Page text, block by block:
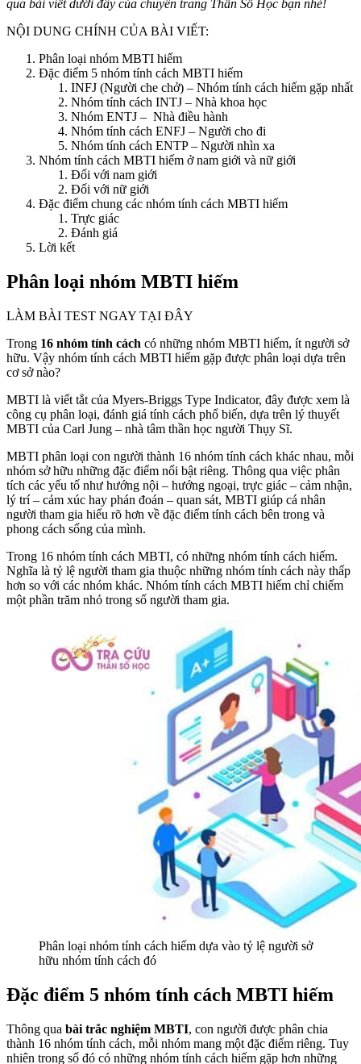
qua bài viết dưới đây của chuyên trang Thần Số Học bạn nhé!
NỘI DUNG CHÍNH CỦA BÀI VIẾT:
Phân loại nhóm MBTI hiếm
Đặc điểm 5 nhóm tính cách MBTI hiếm
INFJ (Người che chở) – Nhóm tính cách hiếm gặp nhất
Nhóm tính cách INTJ – Nhà khoa học
Nhóm ENTJ – Nhà điều hành
Nhóm tính cách ENFJ – Người cho đi
Nhóm tính cách ENTP – Người nhìn xa
Nhóm tính cách MBTI hiếm ở nam giới và nữ giới
Đối với nam giới
Đối với nữ giới
Đặc điểm chung các nhóm tính cách MBTI hiếm
Trực giác
Đánh giá
Lời kết
Phân loại nhóm MBTI hiếm
LÀM BÀI TEST NGAY TẠI ĐÂY
Trong 16 nhóm tính cách có những nhóm MBTI hiếm, ít người sở
hữu. Vậy nhóm tính cách MBTI hiếm gặp được phân loại dựa trên
cơ sở nào?
MBTI là viết tắt của Myers-Briggs Type Indicator, đây được xem là
công cụ phân loại, đánh giá tính cách phổ biến, dựa trên lý thuyết
MBTI của Carl Jung – nhà tâm thần học người Thụy Sĩ.
MBTI phân loại con người thành 16 nhóm tính cách khác nhau, mỗi
nhóm sở hữu những đặc điểm nổi bật riêng. Thông qua việc phân
tích các yếu tố như hướng nội – hướng ngoại, trực giác – cảm nhận,
lý trí – cảm xúc hay phán đoán – quan sát, MBTI giúp cá nhân
người tham gia hiểu rõ hơn về đặc điểm tính cách bên trong và
phong cách sống của mình.
Trong 16 nhóm tính cách MBTI, có những nhóm tính cách hiếm.
Nghĩa là tỷ lệ người tham gia thuộc những nhóm tính cách này thấp
hơn so với các nhóm khác. Nhóm tính cách MBTI hiếm chỉ chiếm
một phần trăm nhỏ trong số người tham gia.
Phân loại nhóm tính cách hiếm dựa vào tỷ lệ người sở
hữu nhóm tính cách đó
Đặc điểm 5 nhóm tính cách MBTI hiếm
Thông qua bài trắc nghiệm MBTI, con người được phân chia
thành 16 nhóm tính cách, mỗi nhóm mang một đặc điểm riêng. Tuy
nhiên trong số đó có những nhóm tính cách hiếm gặp hơn những